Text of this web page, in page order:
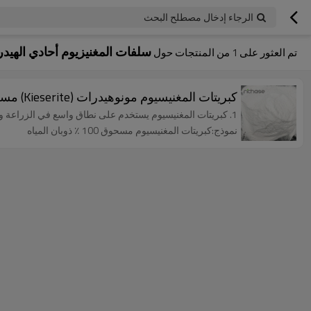
الرجاء إدخال مصطلح البحث
تم العثور على 1 من المنتجات حولسلفات المغنيزيوم أحادي
كبريتات المغنيسيوم مونوهيدرات (Kieserite) مسحوق 100 ٪ المذاب في الماء
1. كبريتات المغنيسيوم يستخدم على نطاق واسع في الزراعة والصناعة والأعلاف. 2. اسم آخر: مسحوق kieserite
نموذج:كبريتات المغنيسيوم مسحوق 100 ٪ ذوبان المياه